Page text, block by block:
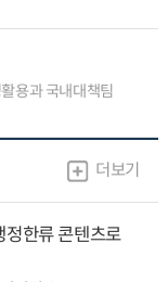
용과 국내대책팀
더보기
정한류 콘텐츠로